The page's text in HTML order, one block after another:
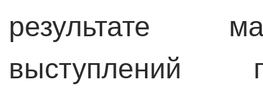
результате
выступлений